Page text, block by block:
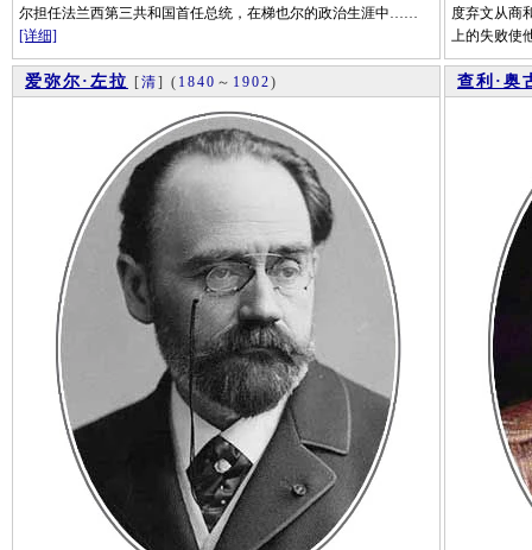
尔担任法兰西第三共和国首任总统，在梯也尔的政治生涯中……
[详细]
度弃文从商
上的失败使
爱弥尔·左拉 [清] ( 1840 ～ 1902) 查利·奥